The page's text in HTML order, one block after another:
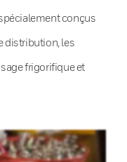
conçus
distribution, les
frigorifique et